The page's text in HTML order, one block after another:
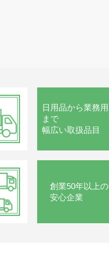
日用品から業務用
まで
幅広い取扱品目
創業50年以上の
安心企業